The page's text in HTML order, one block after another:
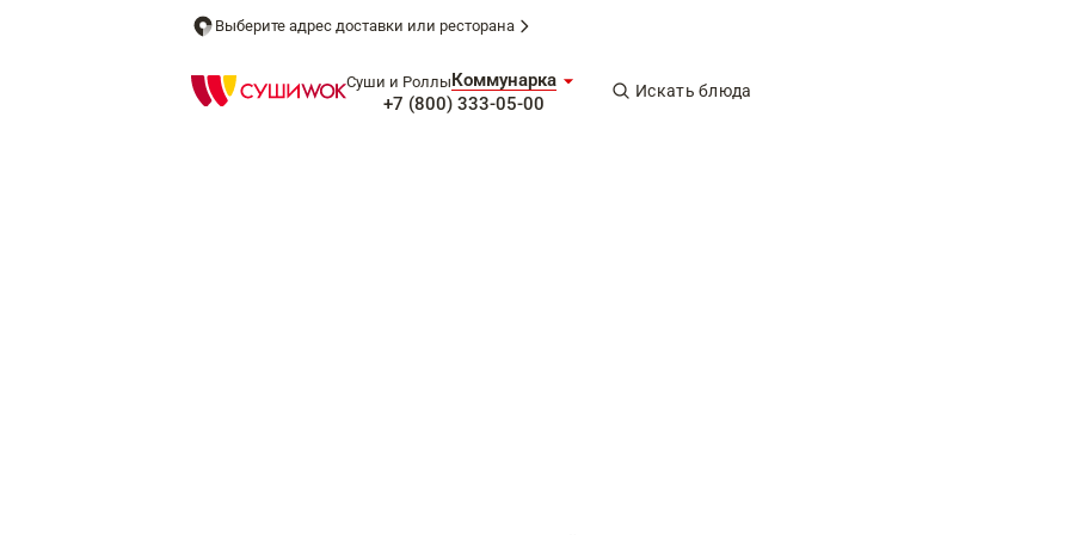
Выберите адрес доставки или ресторана
Суши и РоллыКоммунарка
+7 (800) 333-05-00
Искать блюда